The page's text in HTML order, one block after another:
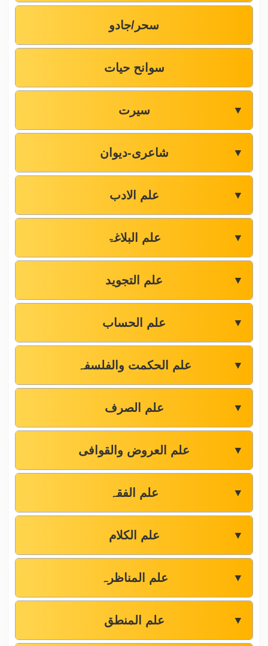
سحر/جادو
سوانح حیات
سیرت ▼
شاعری-دیوان ▼
علم الادب ▼
علم البلاغۃ ▼
علم التجوید ▼
علم الحساب ▼
علم الحکمت والفلسفہ ▼
علم الصرف ▼
علم العروض والقوافی ▼
علم الفقہ ▼
علم الکلام ▼
علم المناظرہ ▼
علم المنطق ▼